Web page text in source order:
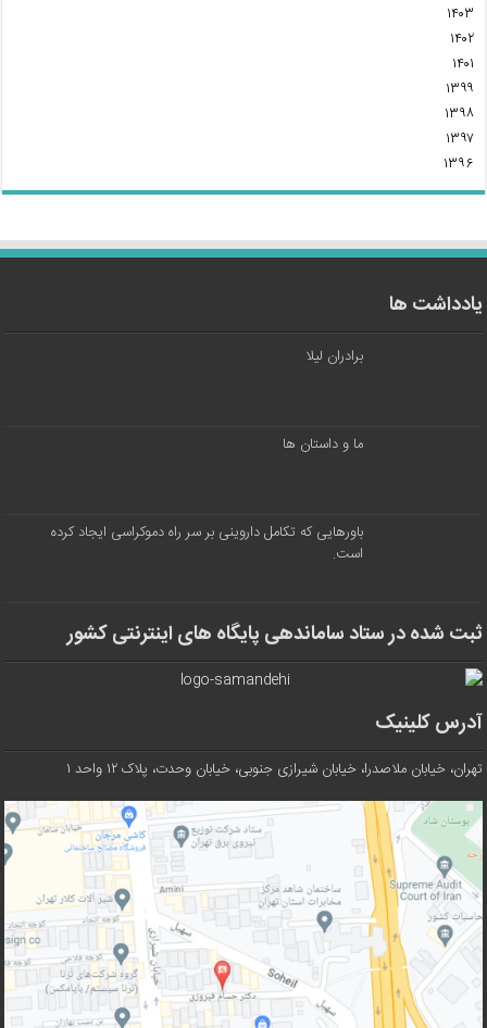
۱۴۰۳
۱۴۰۲
۱۴۰۱
۱۳۹۹
۱۳۹۸
۱۳۹۷
۱۳۹۶
یادداشت ها
برادران لیلا
ما و داستان ها
باورهایی که تکامل داروینی بر سر راه دموکراسی ایجاد کرده
است.
ثبت شده در ستاد ساماندهی پایگاه های اینترنتی کشور
آدرس کلینیک
تهران، خیابان ملاصدرا، خیابان شیرازی جنوبی، خیابان وحدت، پلاک ۱۲ واحد ۱